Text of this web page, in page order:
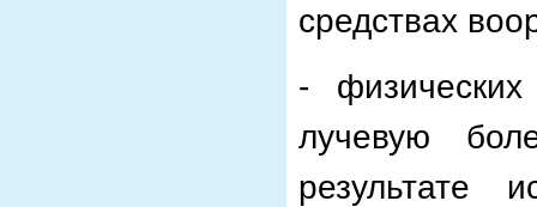
средствах
-
лучевую
результате